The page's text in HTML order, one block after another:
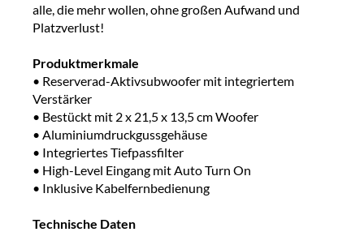
alle, die mehr wollen, ohne großen Aufwand und
Platzverlust!
Produktmerkmale
• Reserverad-Aktivsubwoofer mit integriertem
Verstärker
• Bestückt mit 2 x 21,5 x 13,5 cm Woofer
• Aluminiumdruckgussgehäuse
• Integriertes Tiefpassfilter
• High-Level Eingang mit Auto Turn On
• Inklusive Kabelfernbedienung
Technische Daten